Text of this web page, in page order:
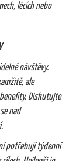
lécích nebo
návštěvy.
ale
Diskutujte
nad
potřebují týdenní